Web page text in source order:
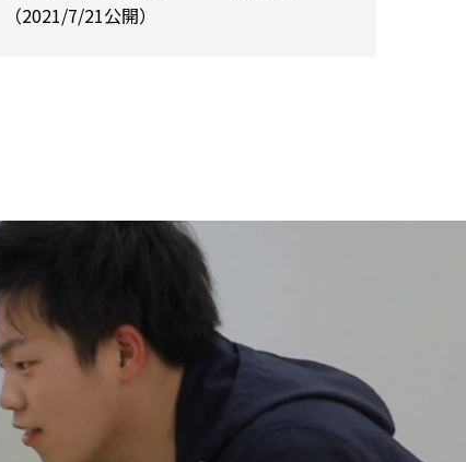
（2021/7/21公開）